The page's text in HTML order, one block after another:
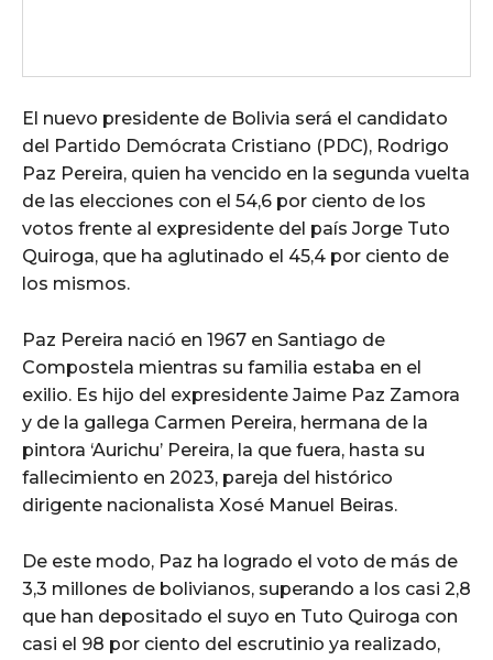
El nuevo presidente de Bolivia será el candidato
del Partido Demócrata Cristiano (PDC), Rodrigo
Paz Pereira, quien ha vencido en la segunda vuelta
de las elecciones con el 54,6 por ciento de los
votos frente al expresidente del país Jorge Tuto
Quiroga, que ha aglutinado el 45,4 por ciento de
los mismos.
Paz Pereira nació en 1967 en Santiago de
Compostela mientras su familia estaba en el
exilio. Es hijo del expresidente Jaime Paz Zamora
y de la gallega Carmen Pereira, hermana de la
pintora ‘Aurichu’ Pereira, la que fuera, hasta su
fallecimiento en 2023, pareja del histórico
dirigente nacionalista Xosé Manuel Beiras.
De este modo, Paz ha logrado el voto de más de
3,3 millones de bolivianos, superando a los casi 2,8
que han depositado el suyo en Tuto Quiroga con
casi el 98 por ciento del escrutinio ya realizado,